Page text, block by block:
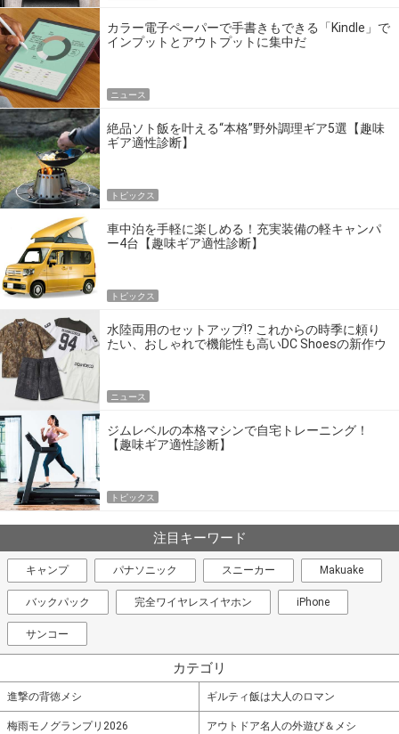
カラー電子ペーパーで手書きもできる「Kindle」で
インプットとアウトプットに集中だ
ニュース
絶品ソト飯を叶える“本格”野外調理ギア5選【趣味
ギア適性診断】
トピックス
車中泊を手軽に楽しめる！充実装備の軽キャンパ
ー4台【趣味ギア適性診断】
トピックス
水陸両用のセットアップ!? これからの時季に頼り
たい、おしゃれで機能性も高いDC Shoesの新作ウ
ニュース
ジムレベルの本格マシンで自宅トレーニング！
【趣味ギア適性診断】
トピックス
注目キーワード
キャンプ パナソニック スニーカー Makuake
バックパック 完全ワイヤレスイヤホン iPhone
サンコー
カテゴリ
進撃の背徳メシ ギルティ飯は大人のロマン
梅雨モノグランプリ2026 アウトドア名人の外遊び＆メシ